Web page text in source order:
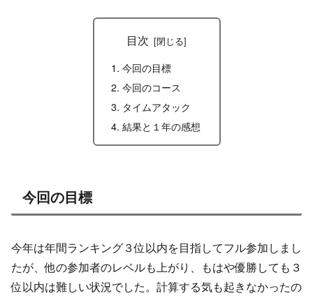
目次
今回の目標
今回のコース
タイムアタック
結果と１年の感想
今回の目標
今年は年間ランキング３位以内を目指してフル参加しまし
たが、他の参加者のレベルも上がり、もはや優勝しても３
位以内は難しい状況でした。計算する気も起きなかったの